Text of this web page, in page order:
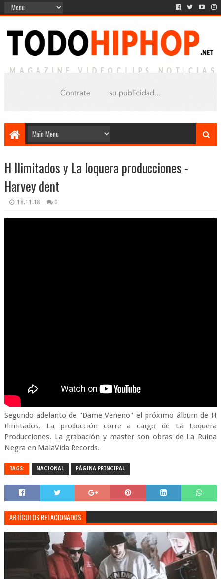
H Ilimitados y La loquera producciones -
Harvey dent
18.11.18 0
Segundo adelanto de "Dame Veneno" el próximo álbum de H
Ilimitados. La producción corre a cargo de La Loquera
Producciones. La grabación y master son obras de La Ruina
Negra en MalaVida Records.
TAGS: NACIONAL PÁGINA PRINCIPAL
ARTÍCULOS RELACIONADOS